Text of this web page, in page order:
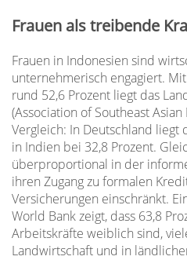
Frauen als treibende
Frauen in Indonesien sind
unternehmerisch engagiert.
rund 52,6 Prozent liegt das
(Association of Southeast
Vergleich: In Deutschland liegt
in Indien bei 32,8 Prozent.
überproportional in der
ihren Zugang zu formalen
Versicherungen einschränkt.
World Bank zeigt, dass 63,8
Arbeitskräfte weiblich sind,
Landwirtschaft und in